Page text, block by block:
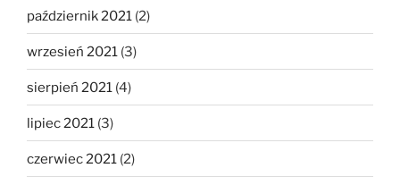
październik 2021 (2)
wrzesień 2021 (3)
sierpień 2021 (4)
lipiec 2021 (3)
czerwiec 2021 (2)